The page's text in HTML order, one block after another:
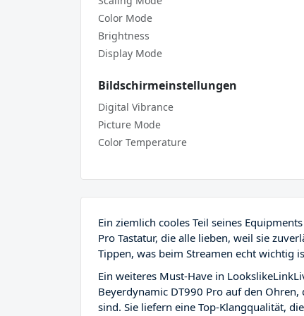
Color Mode
Brightness
Display Mode
Bildschirmeinstellungen
Digital Vibrance
Picture Mode
Color Temperature
Ein ziemlich cooles Teil seines
Pro Tastatur, die alle lieben, weil sie
Tippen, was beim Streamen echt wichtig
Ein weiteres Must-Have in
Beyerdynamic DT990 Pro auf den
sind. Sie liefern eine Top-Klangqualität,